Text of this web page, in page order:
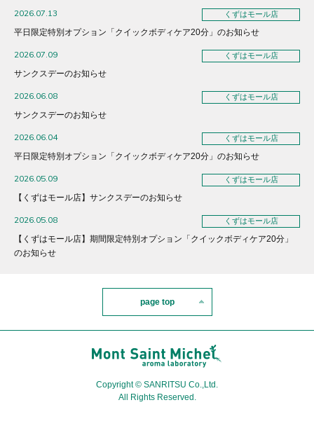
2026.07.13 くずはモール店
平日限定特別オプション「クイックボディケア20分」のお知らせ
2026.07.09 くずはモール店
サンクスデーのお知らせ
2026.06.08 くずはモール店
サンクスデーのお知らせ
2026.06.04 くずはモール店
平日限定特別オプション「クイックボディケア20分」のお知らせ
2026.05.09 くずはモール店
【くずはモール店】サンクスデーのお知らせ
2026.05.08 くずはモール店
【くずはモール店】期間限定特別オプション「クイックボディケア20分」
のお知らせ
page top
Copyright © SANRITSU Co.,Ltd.
All Rights Reserved.